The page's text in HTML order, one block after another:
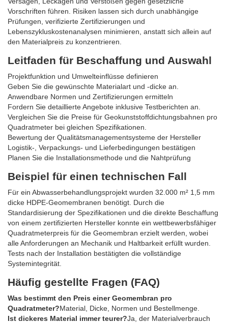
Vorschriften führen. Risiken lassen sich durch unabhängige
Prüfungen, verifizierte Zertifizierungen und
Lebenszykluskostenanalysen minimieren, anstatt sich allein auf
den Materialpreis zu konzentrieren.
Leitfaden für Beschaffung und Auswahl
Projektfunktion und Umwelteinflüsse definieren
Geben Sie die gewünschte Materialart und -dicke an.
Anwendbare Normen und Zertifizierungen ermitteln
Fordern Sie detaillierte Angebote inklusive Testberichten an.
Vergleichen Sie die Preise für Geokunststoffdichtungsbahnen pro
Quadratmeter bei gleichen Spezifikationen.
Bewertung der Qualitätsmanagementsysteme der Hersteller
Logistik-, Verpackungs- und Lieferbedingungen bestätigen
Planen Sie die Installationsmethode und die Nahtprüfung
Beispiel für einen technischen Fall
Für ein Abwasserbehandlungsprojekt wurden 32.000 m² 1,5 mm
dicke HDPE-Geomembranen benötigt. Durch die
Standardisierung der Spezifikationen und die direkte Beschaffung
von einem zertifizierten Hersteller konnte ein wettbewerbsfähiger
Quadratmeterpreis für die Geomembran erzielt werden, wobei
alle Anforderungen an Mechanik und Haltbarkeit erfüllt wurden.
Tests nach der Installation bestätigten die vollständige
Systemintegrität.
Häufig gestellte Fragen (FAQ)
Was bestimmt den Preis einer Geomembran pro
Quadratmeter?Material, Dicke, Normen und Bestellmenge.
Ist dickeres Material immer teurer?Ja, der Materialverbrauch